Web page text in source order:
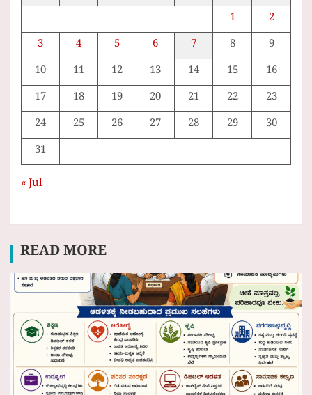
1
2
3
4 5 6 7 8
9
10
11 12 13 14 15
16
17
18 19 20 21 22
23
24
25 26 27 28 29
30
31
« Jul
READ MORE